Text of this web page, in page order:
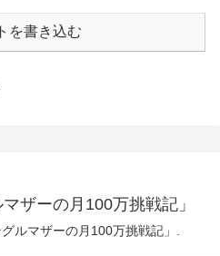
を書き込む
ザーの月100万挑戦記」
ルマザーの月100万挑戦記」.